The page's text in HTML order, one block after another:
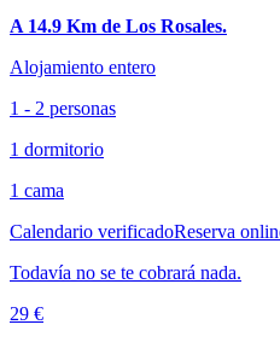
A 14.9 Km de Los Rosales.
Alojamiento entero
1 - 2 personas
1 dormitorio
1 cama
Calendario verificadoReserva
Todavía no se te cobrará nada.
29 €